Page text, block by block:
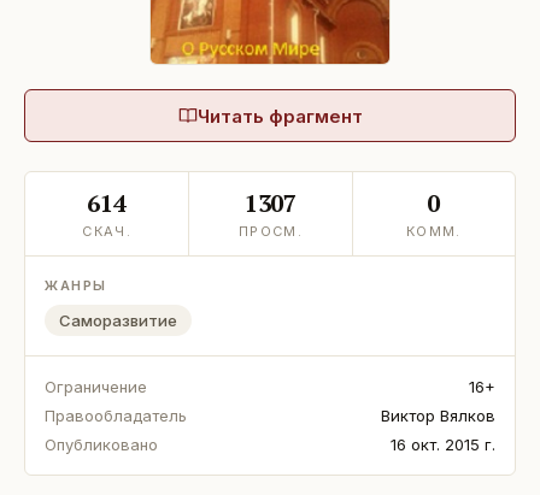
Читать фрагмент
614
СКАЧ.
1307
ПРОСМ.
0
КОММ.
ЖАНРЫ
Саморазвитие
Ограничение
16+
Правообладатель
Виктор Вялков
Опубликовано
16 окт. 2015 г.